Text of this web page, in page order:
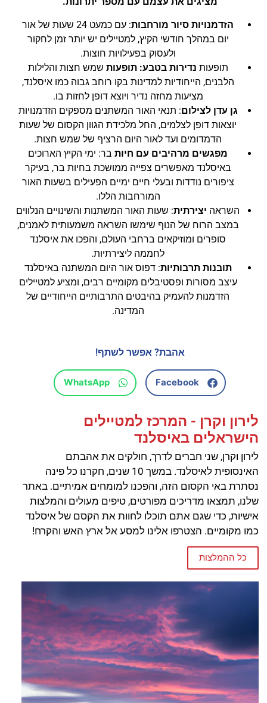
הזדמנויות סיור מורחבות
: עם כמעט 24 שעות של אור
יום במהלך חודשי הקיץ, למטיילים יש יותר זמן לחקור
ולעסוק בפעילויות חוצות.
תופעות נדירות בטבע: תופעות שמש חצות והלילות
הלבנים, הייחודיות למדינות בקו רוחב גבוה כמו איסלנד,
מציעות מחזה נדיר ויוצא דופן לחזות בו.
גן עדן לצילום: תנאי האור המשתנים מספקים הזדמנויות
יוצאות דופן לצלמים, החל מלכידת הגוון הקסום של שעות
הדמדומים ועד לאור היום הרציף של שמש חצות.
מפגשים מרהיבים עם חיותבר: ימי הקיץ הארוכים
באיסלנד מאפשרים צפייה ממושכת בחיות בר, בעיקר
ציפורים נודדות ובעלי חיים ימיים הפעילים בשעות האור
המורחבות הללו.
השראה יצירתית: שעות האור המשתנות והשינויים הנלווים
במצב הרוח של הנוף שימשו השראה משמעותית לאמנים,
סופרים ומוזיקאים ברחבי העולם, והפכו את איסלנד
לחממה ליצירתיות.
תובנות תרבותיות: דפוס אור היום המשתנה באיסלנד
עיצב מסורות ופסטיבלים מקומיים רבים, ומציע למטיילים
הזדמנות להעמיק בהיבטים התרבותיים הייחודיים של
המדינה.
אהבת? אפשר לשתף!
Facebook
WhatsApp
לירון וקרן - המרכז למטיילים
הישראלים באיסלנד
לירון וקרן, שני חברים לדרך, חולקים את אהבתם
האינסופית לאיסלנד. במשך 10 שנים, חקרנו כל פינה
נסתרת באי הקסום הזה, והפכנו למומחים אמיתיים. באתר
שלנו, תמצאו מדריכים מפורטים, טיפים מעולים והמלצות
אישיות, כדי שגם אתם תוכלו לחוות את הקסם של איסלנד
כמו מקומיים. הצטרפו אלינו למסע אל ארץ האש והקרח!
כל ההמלצות